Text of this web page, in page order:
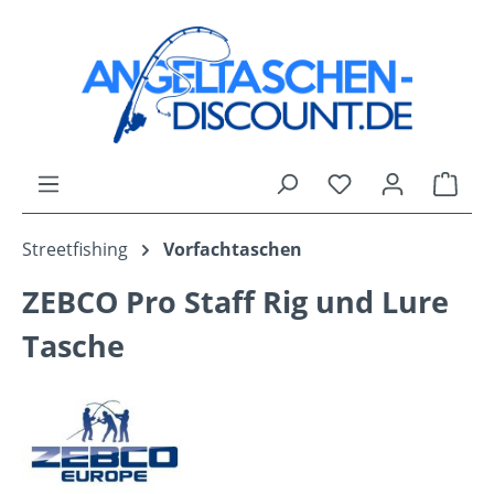
Zum Hauptinhalt springen
Du hast 0
Streetfishing Vorfachtaschen
ZEBCO Pro Staff Rig und Lure
Tasche